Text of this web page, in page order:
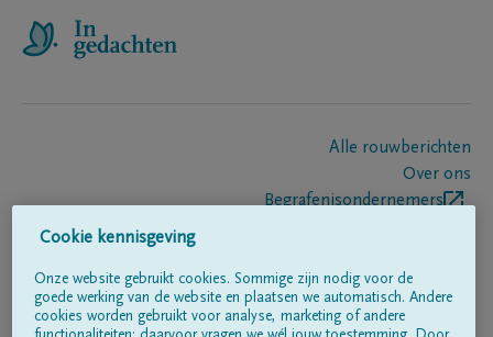
Alle rouwberichten
Over ons
Begrafenisondernemers
Volg ons op
Cookie kennisgeving
Onze website gebruikt cookies. Sommige zijn nodig voor de
goede werking van de website en plaatsen we automatisch. Andere
cookies worden gebruikt voor analyse, marketing of andere